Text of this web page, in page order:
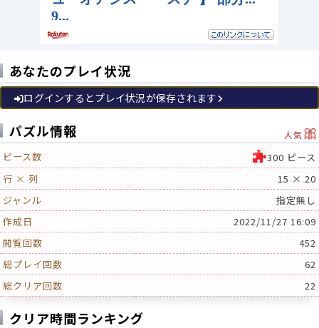
あなたのプレイ状況
ログインするとプレイ状況が保存されます
パズル情報 人気 🎀
ピース数
300 ピース
行 × 列
15 × 20
ジャンル
指定無し
作成日
2022/11/27 16:09
閲覧回数
452
総プレイ回数
62
総クリア回数
22
クリア時間ランキング